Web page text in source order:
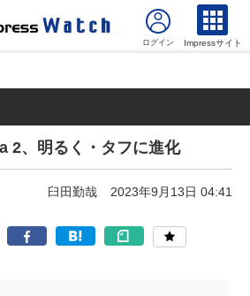
Impressサイト
2、明るく・タフに進化
臼田勤哉 2023年9月13日 04:41